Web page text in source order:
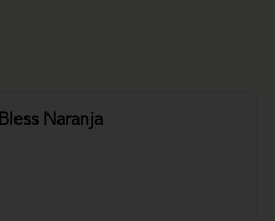
Bless Naranja